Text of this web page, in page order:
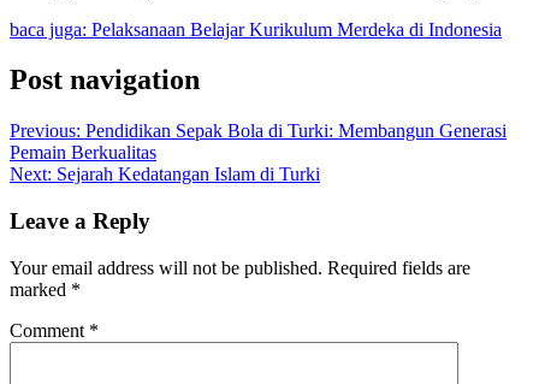
baca juga: Pelaksanaan Belajar Kurikulum Merdeka di Indonesia
Post navigation
Previous: Pendidikan Sepak Bola di Turki: Membangun Generasi
Pemain Berkualitas
Next: Sejarah Kedatangan Islam di Turki
Leave a Reply
Your email address will not be published. Required fields are
marked *
Comment *